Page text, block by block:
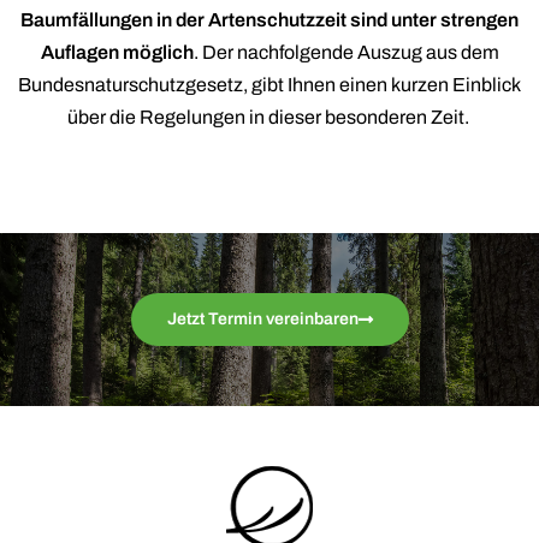
Baumfällungen in der Artenschutzzeit sind unter strengen
Auflagen möglich. Der nachfolgende Auszug aus dem
Bundesnaturschutzgesetz, gibt Ihnen einen kurzen Einblick
über die Regelungen in dieser besonderen Zeit.
Jetzt Termin vereinbaren